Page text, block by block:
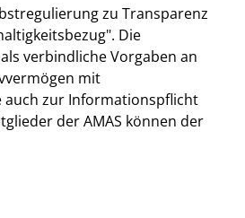
zu Transparenz
Die
verbindliche Vorgaben an
mit
auch zur Informationspflicht
der AMAS können der